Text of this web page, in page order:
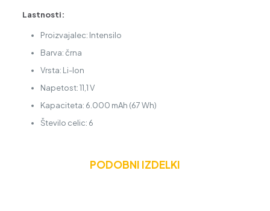
Lastnosti:
Proizvajalec: Intensilo
Barva: črna
Vrsta: Li-Ion
Napetost: 11,1 V
Kapaciteta: 6.000 mAh (67 Wh)
Število celic: 6
PODOBNI IZDELKI